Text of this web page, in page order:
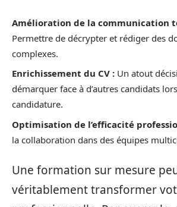
Amélioration de la communication
Permettre de décrypter et rédiger des
complexes.
Enrichissement du CV : Un atout
démarquer face à d’autres candidats
candidature.
Optimisation de l’efficacité
la collaboration dans des équipes
Une formation sur mesure
véritablement transformer